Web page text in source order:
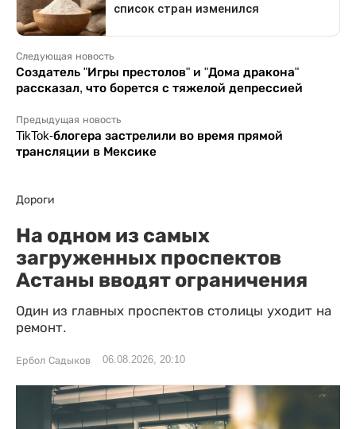
Следующая новость
Создатель "Игры престолов" и "Дома дракона"
рассказал, что борется с тяжелой депрессией
Предыдущая новость
TikTok-блогера застрелили во время прямой
трансляции в Мексике
Дороги
На одном из самых
загруженных проспектов
Астаны вводят ограничения
Один из главных проспектов столицы уходит на
ремонт.
Ербол Садыков 06.08.2026, 20:10